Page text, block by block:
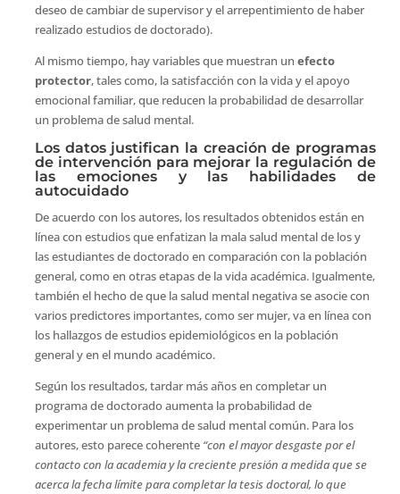
deseo de cambiar de supervisor y el arrepentimiento de haber
realizado estudios de doctorado).
Al mismo tiempo, hay variables que muestran un efecto
protector, tales como, la satisfacción con la vida y el apoyo
emocional familiar, que reducen la probabilidad de desarrollar
un problema de salud mental.
Los datos justifican la creación de programas
de intervención para mejorar la regulación de
las emociones y las habilidades de
autocuidado
De acuerdo con los autores, los resultados obtenidos están en
línea con estudios que enfatizan la mala salud mental de los y
las estudiantes de doctorado en comparación con la población
general, como en otras etapas de la vida académica. Igualmente,
también el hecho de que la salud mental negativa se asocie con
varios predictores importantes, como ser mujer, va en línea con
los hallazgos de estudios epidemiológicos en la población
general y en el mundo académico.
Según los resultados, tardar más años en completar un
programa de doctorado aumenta la probabilidad de
experimentar un problema de salud mental común. Para los
autores, esto parece coherente “con el mayor desgaste por el
contacto con la academia y la creciente presión a medida que se
acerca la fecha límite para completar la tesis doctoral, lo que